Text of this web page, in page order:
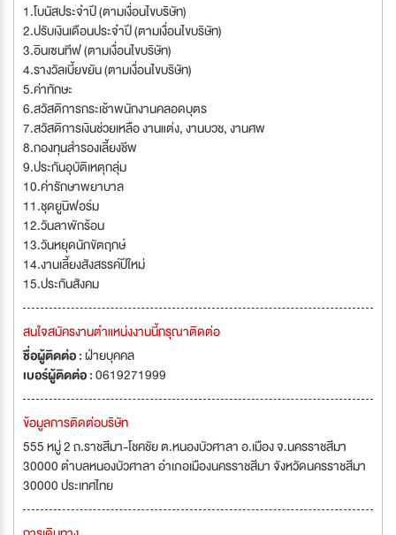
1.โบนัสประจำปี (ตามเงื่อนไขบริษัท)
2.ปรับเงินเดือนประจำปี (ตามเงื่อนไขบริษัท)
3.อินเซนทีฟ (ตามเงื่อนไขบริษัท)
4.รางวัลเบี้ยขยัน (ตามเงื่อนไขบริษัท)
5.ค่าทักษะ
6.สวัสดิการกระเช้าพนักงานคลอดบุตร
7.สวัสดิการเงินช่วยเหลือ งานแต่ง, งานบวช, งานศพ
8.กองทุนสำรองเลี้ยงชีพ
9.ประกันอุบัติเหตุกลุ่ม
10.ค่ารักษาพยาบาล
11.ชุดยูนิฟอร์ม
12.วันลาพักร้อน
13.วันหยุดนักขัตฤกษ์
14.งานเลี้ยงสังสรรค์ปีใหม่
15.ประกันสังคม
สนใจสมัครงานตำแหน่งงานนี้กรุณาติดต่อ
ชื่อผู้ติดต่อ :ฝ่ายบุคคล
เบอร์ผู้ติดต่อ :0619271999
ข้อมูลการติดต่อบริษัท
555 หมู่ 2 ถ.ราชสีมา-โชคชัย ต.หนองบัวศาลา อ.เมือง จ.นครราชสีมา
30000 ตำบลหนองบัวศาลา อำเภอเมืองนครราชสีมา จังหวัดนครราชสีมา
30000 ประเทศไทย